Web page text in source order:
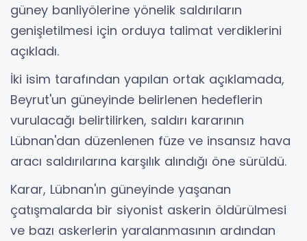
güney banliyölerine yönelik saldırıların
genişletilmesi için orduya talimat verdiklerini
açıkladı.
İki isim tarafından yapılan ortak açıklamada,
Beyrut'un güneyinde belirlenen hedeflerin
vurulacağı belirtilirken, saldırı kararının
Lübnan'dan düzenlenen füze ve insansız hava
aracı saldırılarına karşılık alındığı öne sürüldü.
Karar, Lübnan'ın güneyinde yaşanan
çatışmalarda bir siyonist askerin öldürülmesi
ve bazı askerlerin yaralanmasının ardından